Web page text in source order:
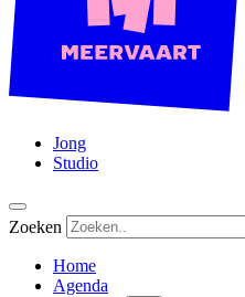
Jong
Studio
Zoeken
Home
Agenda